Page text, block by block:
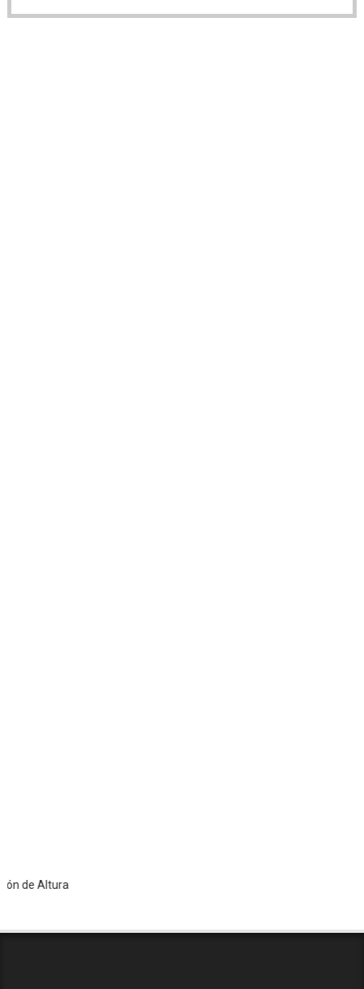
Altura